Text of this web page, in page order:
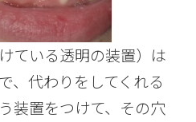
けている透明の装置）は
、代わりをしてくれる
装置をつけて、その穴